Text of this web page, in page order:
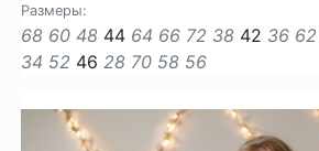
Размеры:
68 60 48 44 64 66 72 38 42 36 62
34 52 46 28 70 58 56